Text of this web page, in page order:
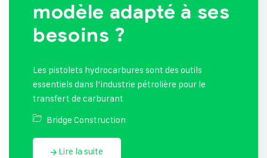
modèle adapté à ses
besoins ?
Les pistolets hydrocarbures sont des outils
essentiels dans l’industrie pétrolière pour le
transfert de carburant
Bridge Construction
Lire la suite